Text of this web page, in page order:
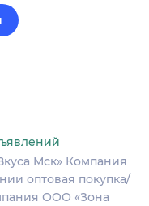
Мск» Компания
оптовая покупка/
ООО «Зона